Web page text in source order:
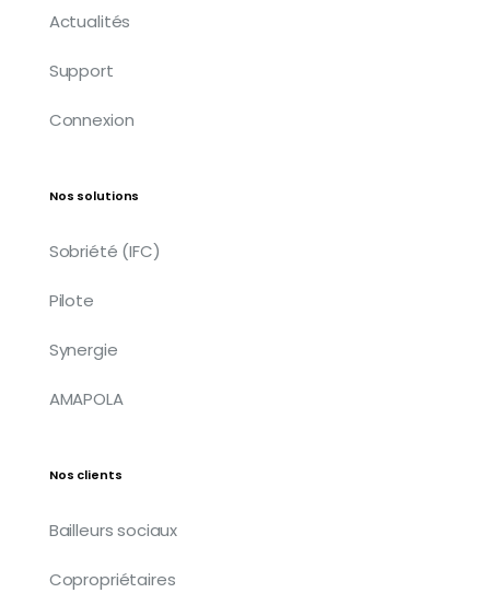
Actualités
Support
Connexion
Nos solutions
Sobriété (IFC)
Pilote
Synergie
AMAPOLA
Nos clients
Bailleurs sociaux
Copropriétaires